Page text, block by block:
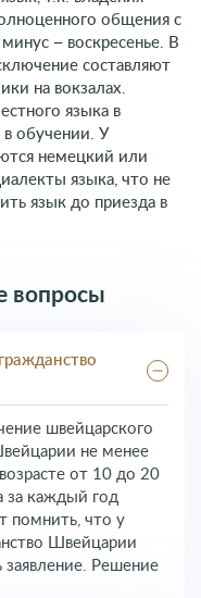
общения с
– воскресенье. В
составляют
на вокзалах.
языка в
в обучении. У
немецкий или
языка, что не
язык до приезда в
вопросы
швейцарского
не менее
от 10 до 20
за каждый год
помнить, что у
Швейцарии
заявление. Решение